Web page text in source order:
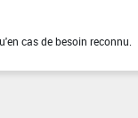
cas de besoin reconnu.